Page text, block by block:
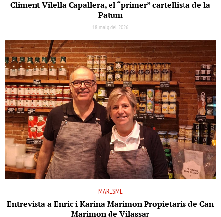
Climent Vilella Capallera, el “primer” cartellista de la
Patum
18 maig del 2026
MARESME
Entrevista a Enric i Karina Marimon Propietaris de Can
Marimon de Vilassar